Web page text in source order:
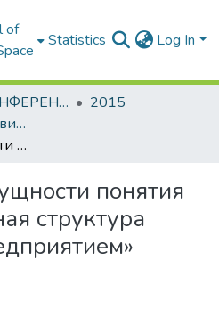
of
Statistics Log In
МАТЕРІАЛИ КОНФЕРЕНЦІЙ
2015
Сучасні напрямки розвитку економіки і менеджменту на підприємствах України
Определение сущности понятия «организационная структура управления предприятием»
понятия
структура